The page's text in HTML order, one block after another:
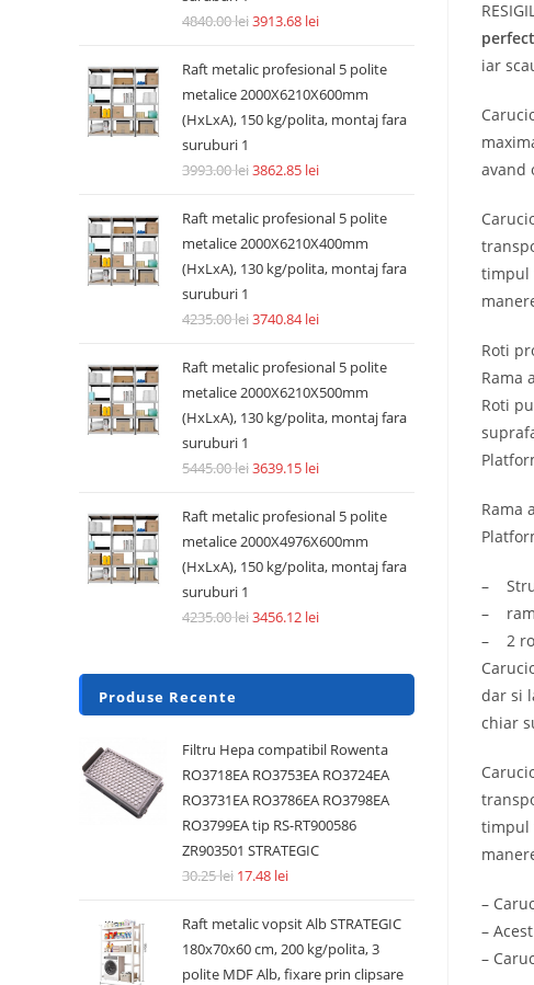
iar
avand
timpul
Roti
Rama
Roti
Rama
–
–
– 2
dar si
chiar
timpul
–
–
–
4840.00lei3913.68 lei
Raft metalic profesional 5 polite
metalice 2000X6210X600mm
(HxLxA), 150 kg/polita, montaj fara
suruburi 1
3993.00lei3862.85 lei
Raft metalic profesional 5 polite
metalice 2000X6210X400mm
(HxLxA), 130 kg/polita, montaj fara
suruburi 1
4235.00lei3740.84lei
Raft metalic profesional 5 polite
metalice 2000X6210X500mm
(HxLxA), 130 kg/polita, montaj fara
suruburi 1
5445.00lei3639.15 lei
Raft metalic profesional 5 polite
metalice 2000X4976X600mm
(HxLxA), 150 kg/polita, montaj fara
suruburi 1
4235.00lei3456.12 lei
Produse Recente
Filtru Hepa compatibil Rowenta
RO3718EA RO3753EA RO3724EA
RO3731EA RO3786EA RO3798EA
RO3799EA tip RS-RT900586
ZR903501 STRATEGIC
30.25lei 17.48 lei
Raft metalic vopsit Alb STRATEGIC
180x70x60 cm, 200 kg/polita, 3
polite MDF Alb, fixare prin clipsare